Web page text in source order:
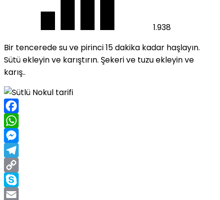
1.938
Bir tencerede su ve pirinci 15 dakika kadar haşlayın.
Sütü ekleyin ve karıştırın. Şekeri ve tuzu ekleyin ve
karış..
Facebook
WhatsApp
Messenger
Telegram
Copy
Link
Skype